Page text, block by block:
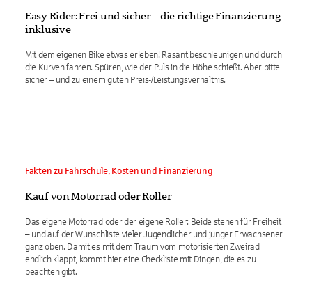
Easy Rider: Frei und sicher – die richtige Finanzierung
inklusive
Mit dem eigenen Bike etwas erleben! Rasant beschleunigen und durch
die Kurven fahren. Spüren, wie der Puls in die Höhe schießt. Aber bitte
sicher – und zu einem guten Preis-/Leistungsverhältnis.
Fakten zu Fahrschule, Kosten und Finanzierung
Kauf von Motorrad oder Roller
Das eigene Motorrad oder der eigene Roller: Beide stehen für Freiheit
– und auf der Wunschliste vieler Jugendlicher und junger Erwachsener
ganz oben. Damit es mit dem Traum vom motorisierten Zweirad
endlich klappt, kommt hier eine Checkliste mit Dingen, die es zu
beachten gibt.